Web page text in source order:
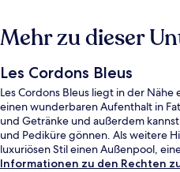
Mehr zu dieser
Les Cordons Bleus
Les Cordons Bleus liegt in der
einen wunderbaren Aufenthalt in
und Getränke und außerdem
und Pediküre gönnen. Als weitere
luxuriösen Stil einen Außenpool,
Informationen zu den Rechten